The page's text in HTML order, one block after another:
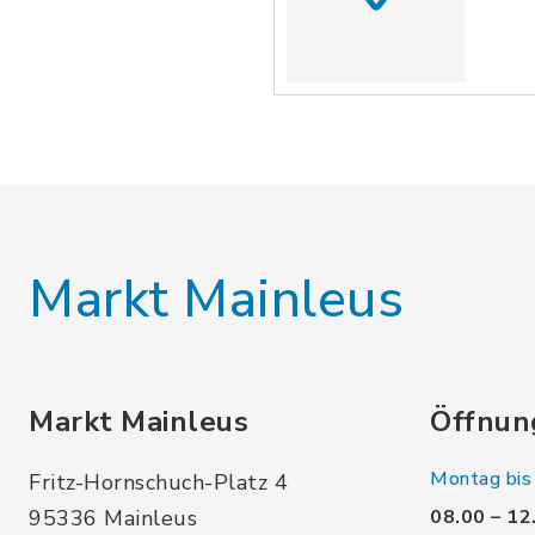
Markt Mainleus
Markt Mainleus
Fritz-Hornschuch-Platz 4
95336 Mainleus
Montag
08.00 –